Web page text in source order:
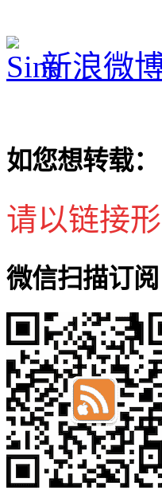
新浪微
如您想转载：
请以链接
微信扫描订阅